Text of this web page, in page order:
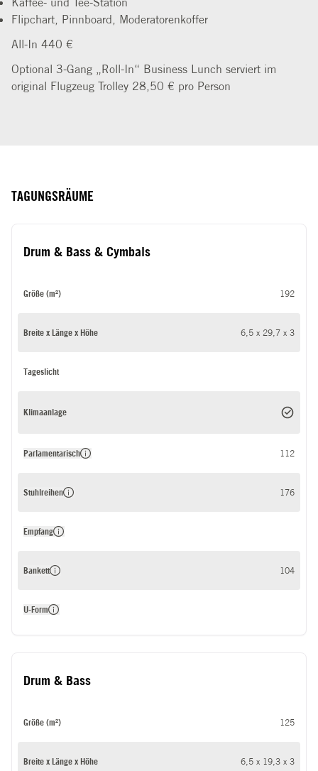
Flipchart, Pinnboard, Moderatorenkoffer
All-In 440 €
Optional 3-Gang „Roll-In“ Business Lunch serviert im
original Flugzeug Trolley 28,50 € pro Person
TAGUNGSRÄUME
Drum & Bass & Cymbals
Größe (m²) 192
Breite x Länge x Höhe 6,5 x 29,7 x 3
Tageslicht
Klimaanlage
Parlamentarisch 112
Stuhlreihen 176
Empfang
Bankett 104
U-Form
Drum & Bass
Größe (m²) 125
Breite x Länge x Höhe 6,5 x 19,3 x 3